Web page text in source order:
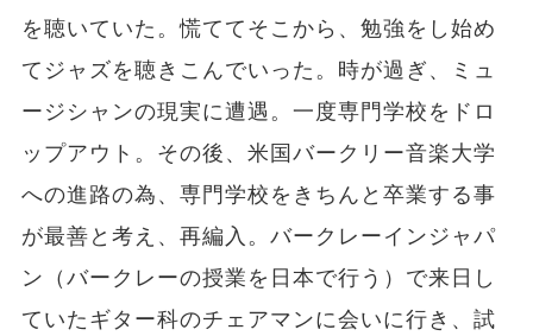
を聴いていた。慌ててそこから、勉強をし始め
てジャズを聴きこんでいった。時が過ぎ、ミュ
ージシャンの現実に遭遇。一度専門学校をドロ
ップアウト。その後、米国バークリー音楽大学
への進路の為、専門学校をきちんと卒業する事
が最善と考え、再編入。バークレーインジャパ
ン（バークレーの授業を日本で行う）で来日し
ていたギター科のチェアマンに会いに行き、試